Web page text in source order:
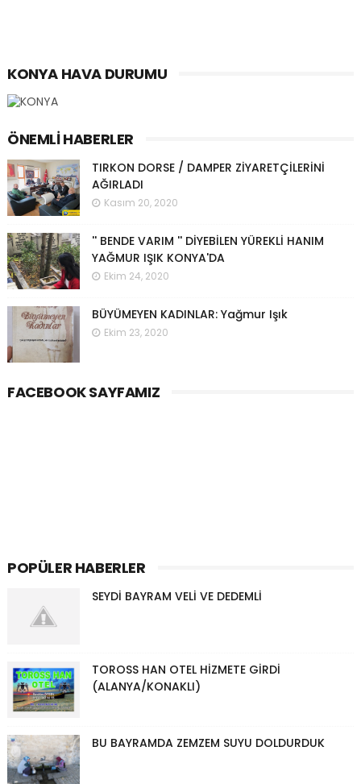
KONYA HAVA DURUMU
ÖNEMLI HABERLER
TIRKON DORSE / DAMPER ZİYARETÇİLERİNİ
AĞIRLADI
Kasım 20, 2020
'' BENDE VARIM '' DİYEBİLEN YÜREKLİ HANIM
YAĞMUR IŞIK KONYA'DA
Ekim 24, 2020
BÜYÜMEYEN KADINLAR: Yağmur Işık
Ekim 23, 2020
FACEBOOK SAYFAMIZ
POPÜLER HABERLER
SEYDİ BAYRAM VELİ VE DEDEMLİ
TOROSS HAN OTEL HİZMETE GİRDİ
(ALANYA/KONAKLI)
BU BAYRAMDA ZEMZEM SUYU DOLDURDUK